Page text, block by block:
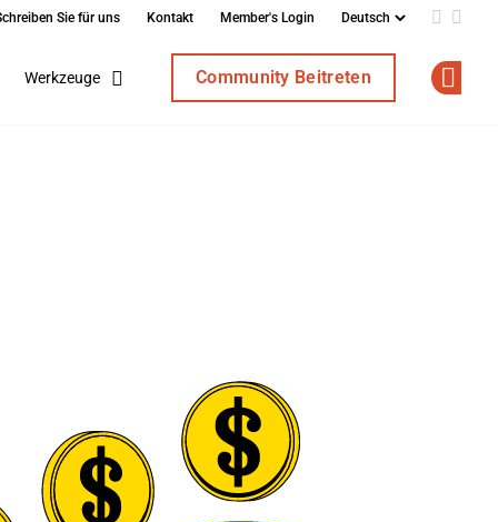
Sie für uns Kontakt Member's Login Add us
Werkzeuge Community Beitreten